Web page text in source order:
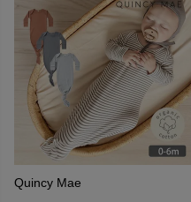
Quincy Mae